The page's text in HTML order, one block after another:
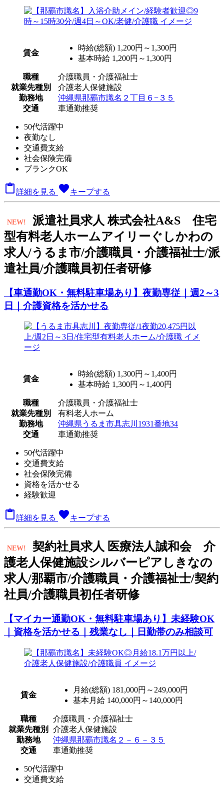
賃金
時給(総額) 1,200円～1,300円
基本時給 1,200円～1,300円
職種
介護職員・介護福祉士
就業先種別
介護老人保健施設
勤務地
沖縄県那覇市識名２丁目６−３５
交通
車通勤推奨
50代活躍中
夜勤なし
交通費支給
社会保険完備
ブランクOK
詳細を見る favoriteキープする
NEW! 派遣社員求人 株式会社A&S 住宅
型有料老人ホームアイリーぐしかわの
求人/うるま市/介護職員・介護福祉士/派
遣社員/介護職員初任者研修
【車通勤OK・無料駐車場あり】夜勤専従｜週2～3
日｜介護資格を活かせる
賃金
時給(総額) 1,300円～1,400円
基本時給 1,300円～1,400円
職種
介護職員・介護福祉士
就業先種別
有料老人ホーム
勤務地
沖縄県うるま市具志川1931番地34
交通
車通勤推奨
50代活躍中
交通費支給
社会保険完備
資格を活かせる
経験歓迎
 詳細を見る favoriteキープする
NEW! 契約社員求人 医療法人誠和会 介
護老人保健施設シルバーピアしきなの
求人/那覇市/介護職員・介護福祉士/契約
社員/介護職員初任者研修
【マイカー通勤OK・無料駐車場あり】未経験OK
｜資格を活かせる｜残業なし｜日勤帯のみ相談可
賃金
月給(総額) 181,000円～249,000円
基本月給 140,000円～140,000円
職種
介護職員・介護福祉士
就業先種別
介護老人保健施設
勤務地
沖縄県那覇市識名２－６－３５
交通
車通勤推奨
50代活躍中
交通費支給